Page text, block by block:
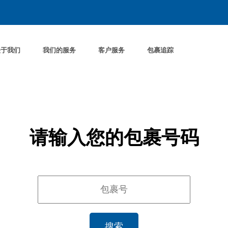
我们 我们的服务 客户服务 包裹追踪
请输入您的包裹号码